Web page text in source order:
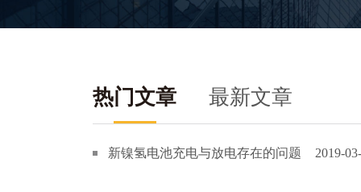
热门文章 最新文章
新镍氢电池充电与放电存在的问题 2019-